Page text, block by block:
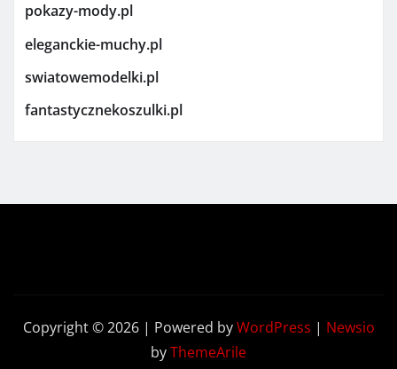
pokazy-mody.pl
eleganckie-muchy.pl
swiatowemodelki.pl
fantastycznekoszulki.pl
Copyright © 2026 | Powered byWordPress | Newsio
byThemeArile